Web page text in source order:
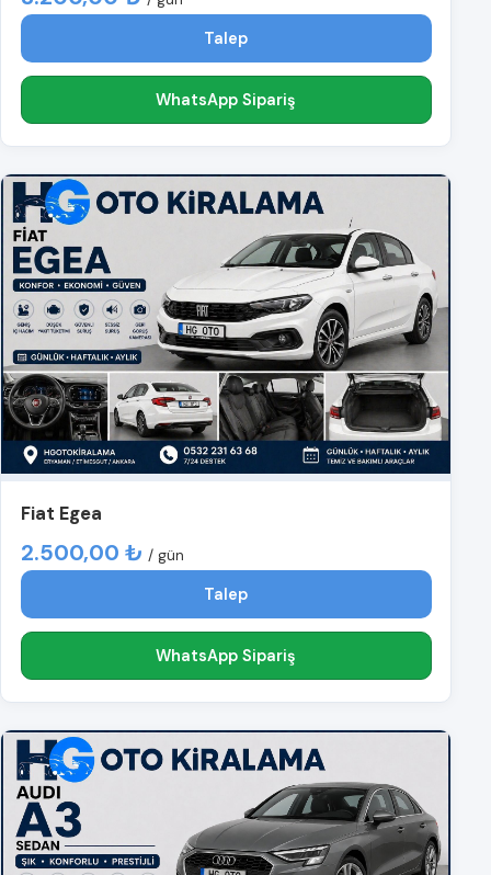
Talep
WhatsApp Sipariş
Fiat Egea
2.500,00 ₺ / gün
Talep
WhatsApp Sipariş